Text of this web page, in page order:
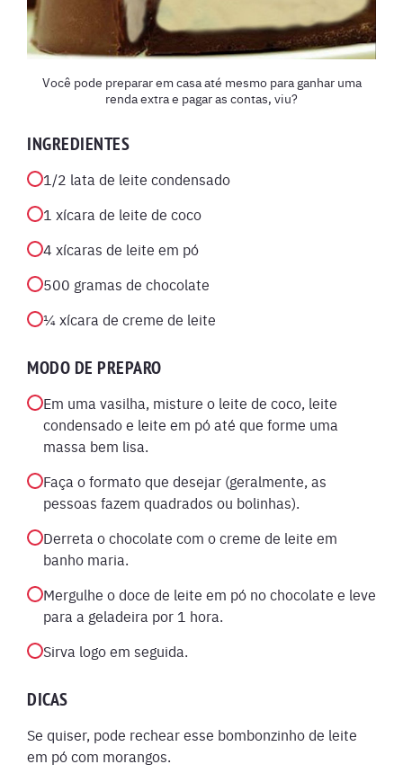
Você pode preparar em casa até mesmo para ganhar uma
renda extra e pagar as contas, viu?
INGREDIENTES
1/2 lata de leite condensado
1 xícara de leite de coco
4 xícaras de leite em pó
500 gramas de chocolate
¼ xícara de creme de leite
MODO DE PREPARO
Em uma vasilha, misture o leite de coco, leite
condensado e leite em pó até que forme uma
massa bem lisa.
Faça o formato que desejar (geralmente, as
pessoas fazem quadrados ou bolinhas).
Derreta o chocolate com o creme de leite em
banho maria.
Mergulhe o doce de leite em pó no chocolate e leve
para a geladeira por 1 hora.
Sirva logo em seguida.
DICAS
Se quiser, pode rechear esse bombonzinho de leite
em pó com morangos.